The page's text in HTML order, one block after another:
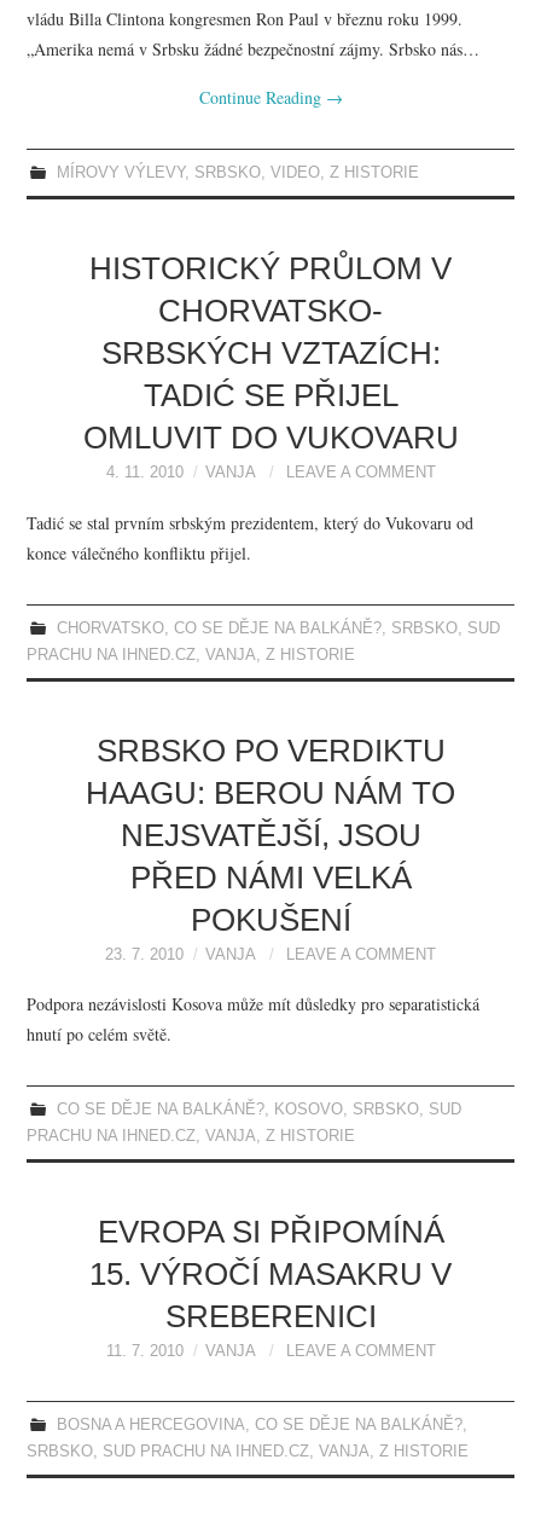
vládu Billa Clintona kongresmen Ron Paul v březnu roku 1999.
„Amerika nemá v Srbsku žádné bezpečnostní zájmy. Srbsko nás…
Continue Reading →
MÍROVY VÝLEVY, SRBSKO, VIDEO, Z HISTORIE
HISTORICKÝ PRŮLOM V
CHORVATSKO-
SRBSKÝCH VZTAZÍCH:
TADIĆ SE PŘIJEL
OMLUVIT DO VUKOVARU
4. 11. 2010 VANJA LEAVE A COMMENT
Tadić se stal prvním srbským prezidentem, který do Vukovaru od
konce válečného konfliktu přijel.
CHORVATSKO, CO SE DĚJE NA BALKÁNĚ?, SRBSKO, SUD
PRACHU NA IHNED.CZ,VANJA,Z HISTORIE
SRBSKO PO VERDIKTU
HAAGU: BEROU NÁM TO
NEJSVATĚJŠÍ, JSOU
PŘED NÁMI VELKÁ
POKUŠENÍ
23. 7. 2010 VANJA LEAVE A COMMENT
Podpora nezávislosti Kosova může mít důsledky pro separatistická
hnutí po celém světě.
CO SE DĚJE NA BALKÁNĚ?, KOSOVO, SRBSKO, SUD
PRACHU NA IHNED.CZ,VANJA,Z HISTORIE
EVROPA SI PŘIPOMÍNÁ
15. VÝROČÍ MASAKRU V
SREBERENICI
11. 7. 2010 VANJA LEAVE A COMMENT
BOSNA A HERCEGOVINA, CO SE DĚJE NA BALKÁNĚ?,
SRBSKO, SUD PRACHU NA IHNED.CZ,VANJA,Z HISTORIE